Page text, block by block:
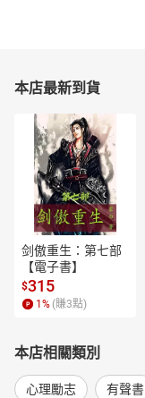
本店最新到貨
剑傲重生：第七部
【電子書】
$315
1 % (賺3點)
本店相關類別
心理勵志 有聲書